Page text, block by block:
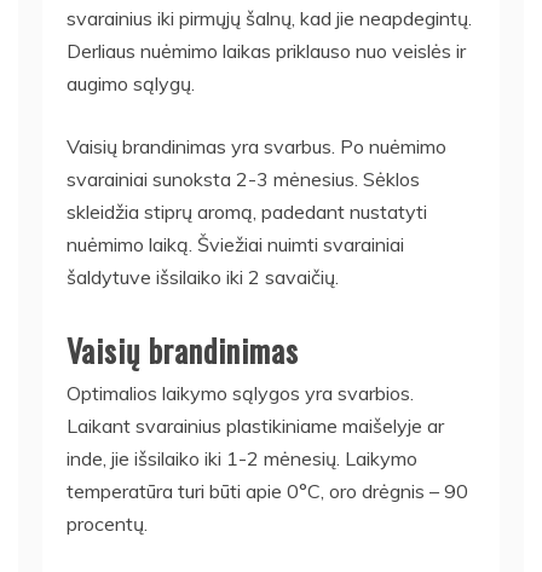
svarainius iki pirmųjų šalnų, kad jie neapdegintų.
Derliaus nuėmimo laikas priklauso nuo veislės ir
augimo sąlygų.
Vaisių brandinimas yra svarbus. Po nuėmimo
svarainiai sunoksta 2-3 mėnesius. Sėklos
skleidžia stiprų aromą, padedant nustatyti
nuėmimo laiką. Šviežiai nuimti svarainiai
šaldytuve išsilaiko iki 2 savaičių.
Vaisių brandinimas
Optimalios laikymo sąlygos yra svarbios.
Laikant svarainius plastikiniame maišelyje ar
inde, jie išsilaiko iki 1-2 mėnesių. Laikymo
temperatūra turi būti apie 0°C, oro drėgnis – 90
procentų.